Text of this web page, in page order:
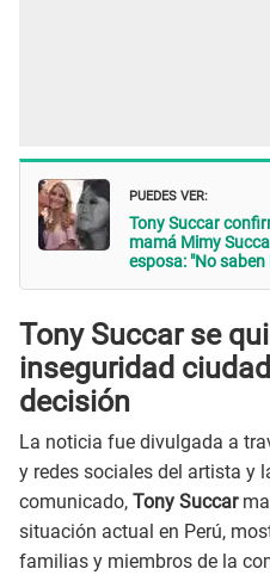
PUEDES VER:
Tony Succar
mamá Mimy
esposa: "No
Tony Succar se
inseguridad
decisión
La noticia fue divulgada a
y redes sociales del artista y
comunicado, Tony Succar
situación actual en Perú,
familias y miembros de la